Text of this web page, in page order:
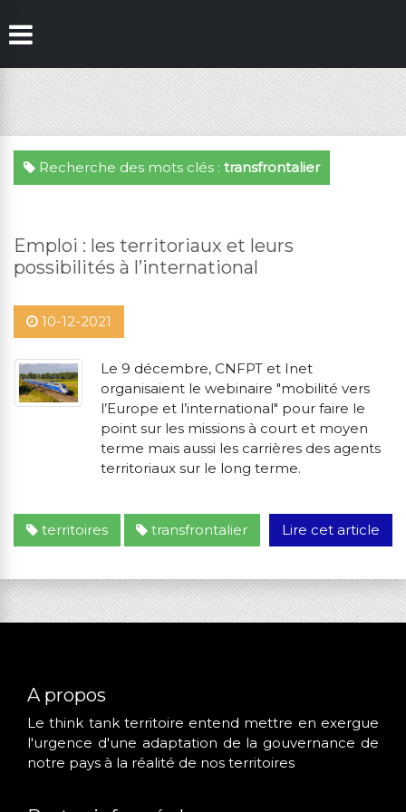
Recherche des mots clés : transfrontalier
Emploi : les territoriaux et leurs
possibilités à l’international
10-12-2021
Le 9 décembre, CNFPT et Inet
organisaient le webinaire "mobilité vers
l’Europe et l’international" pour faire le
point sur les missions à court et moyen
terme mais aussi les carrières des agents
territoriaux sur le long terme.
Lire cet article
territoires transfrontalier
A propos
Le think tank territoire entend mettre en exergue
l'urgence d'une adaptation de la gouvernance de
notre pays à la réalité de nos territoires